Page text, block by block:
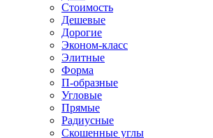
Стоимость
Дешевые
Дорогие
Эконом-класс
Элитные
Форма
П-образные
Угловые
Прямые
Радиусные
Скошенные углы